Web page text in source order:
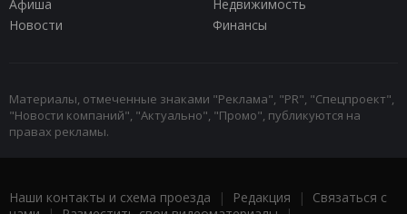
Афиша
Недвижимость
Новости
Финансы
Материалы, отмеченные знаками "Реклама", "PR", "Спецпроект",
"Новости компаний", "Актуально", "Промо", публикуются на
правах рекламы.
Наши контакты и схема проезда | Редакция | Связаться с